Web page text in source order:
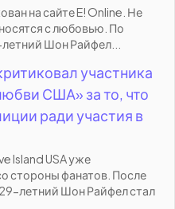
на сайте E! Online. Не
с любовью. По
Шон Райфел...
участника
США» за то, что
ради участия в
Island USA уже
стороны фанатов. После
29-летний Шон Райфел стал